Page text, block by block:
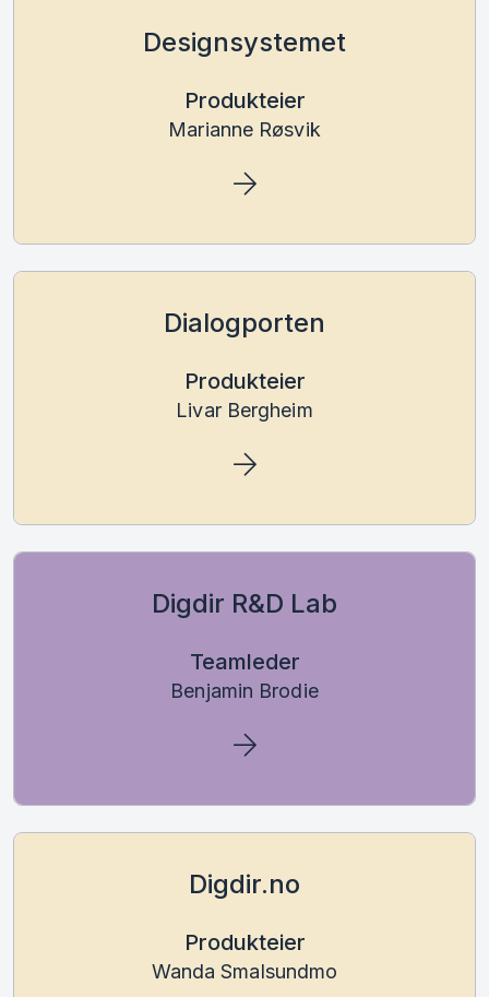
Designsystemet
Produkteier
Marianne Røsvik
Dialogporten
Produkteier
Livar Bergheim
Digdir R&D Lab
Teamleder
Benjamin Brodie
Digdir.no
Produkteier
Wanda Smalsundmo